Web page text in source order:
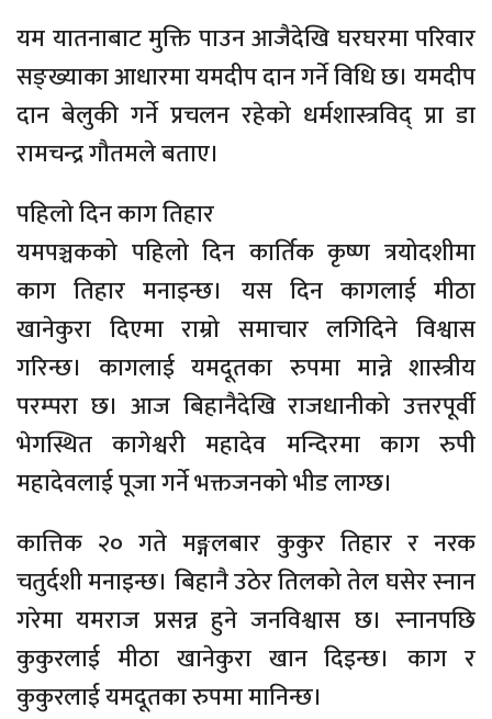
यम यातनाबाट मुक्ति पाउन आजैदेखि घरघरमा परिवार
सङ्ख्याका आधारमा यमदीप दान गर्ने विधि छ। यमदीप
दान बेलुकी गर्ने प्रचलन रहेको धर्मशास्त्रविद् प्रा डा
रामचन्द्र गौतमले बताए।
पहिलो दिन काग तिहार
यमपञ्चकको पहिलो दिन कार्तिक कृष्ण त्रयोदशीमा
काग तिहार मनाइन्छ। यस दिन कागलाई मीठा
खानेकुरा दिएमा राम्रो समाचार लगिदिने विश्वास
गरिन्छ। कागलाई यमदूतका रुपमा मान्ने शास्त्रीय
परम्परा छ। आज बिहानैदेखि राजधानीको उत्तरपूर्वी
भेगस्थित कागेश्वरी महादेव मन्दिरमा काग रुपी
महादेवलाई पूजा गर्ने भक्तजनको भीड लाग्छ।
कात्तिक २० गते मङ्गलबार कुकुर तिहार र नरक
चतुर्दशी मनाइन्छ। बिहानै उठेर तिलको तेल घसेर स्नान
गरेमा यमराज प्रसन्न हुने जनविश्वास छ। स्नानपछि
कुकुरलाई मीठा खानेकुरा खान दिइन्छ। काग र
कुकुरलाई यमदूतका रुपमा मानिन्छ।